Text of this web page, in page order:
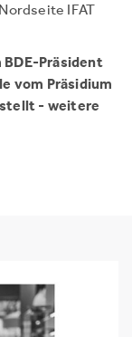
IFAT
Präsident
vom Präsidium
- weitere